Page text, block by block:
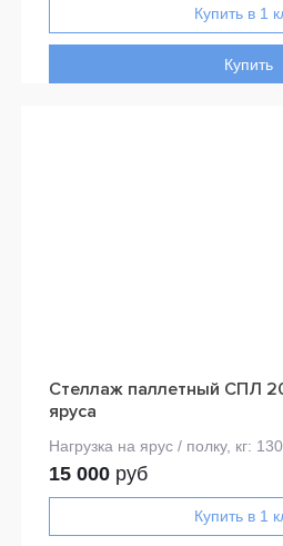
Купить
Стеллаж паллетный СПЛ
яруса
15 000 руб